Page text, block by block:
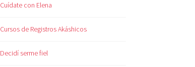
Cuídate con Elena
Cursos de Registros Akáshicos
Decidí serme fiel